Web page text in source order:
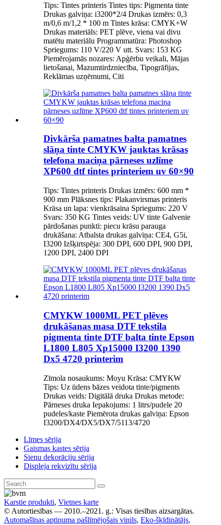
Tips: Tintes printeris Tintes tips: Pigmenta tinte
Drukas galviņa: i3200*2/4 Drukas izmērs: 0,3
m/0,6 m/1,2 * 100 m Tintes krāsa: CMYK+W
Drukas materiāls: PET plēve, viena vai divu
matētu materiālu Programmatūra: Photoshop
Spriegums: 110 V/220 V utt. Svars: 153 KG
Piemērojamās nozares: Apģērbu veikali, Mājas
lietošanai, Mazumtirdzniecība, Tipogrāfijas,
Reklāmas uzņēmumi, Citi
Divkārša pamatnes balta pamatnes
slāņa tinte CMYKW jauktas krāsas
telefona maciņa pārneses uzlīme
XP600 dtf tintes printeriem uv 60×90
Tips: Tintes printeris Drukas izmērs: 600 mm *
900 mm Plāksnes tips: Plakanvirsmas printeris
Krāsa un lapa: vienkrāsaina Spriegums: 220 V
Svars: 350 KG Tintes veids: UV tinte Galvenie
pārdošanas punkti: piecu krāsu parauga
drukāšana: Atbalsta drukas galviņa: CE4, G5i,
I3200 Izšķirtspēja: 300 DPI, 600 DPI, 900 DPI,
1200 DPI, 2400 DPI
CMYKW 1000ML PET plēves
drukāšanas masa DTF tekstila
pigmenta tinte DTF balta tinte Epson
L1800 L805 Xp15000 I3200 1390
Dx5 4720 printerim
Zīmola nosaukums: Moyu Krāsa: CMYKW
Tips: Uz ūdens bāzes veidota tinte/pigments
Drukas veids: Digitālā druka Drukas metode:
Pārneses druka Iepakojums: 1 litrs/pudele 20
pudeles/kaste Piemērota drukas galviņa: Epson
I3200/DX4/DX5/DX7/5113/4720
Līmes sērija
Gaismas kastes sērija
Sienu dekorāciju sērija
Displeja rekvizītu sērija
Karstie produkti, Vietnes karte
© Autortiesības — 2010.–2021. g.: Visas tiesības aizsargātas.
Automašīnas aptinuma pašlīmējošais vinils, Eko-šķīdinātājs,